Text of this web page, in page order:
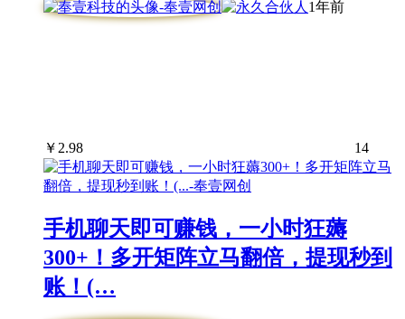
1年前
￥ 2.98 14
手机聊天即可赚钱，一小时狂薅
300+！多开矩阵立马翻倍，提现秒到
账！(…